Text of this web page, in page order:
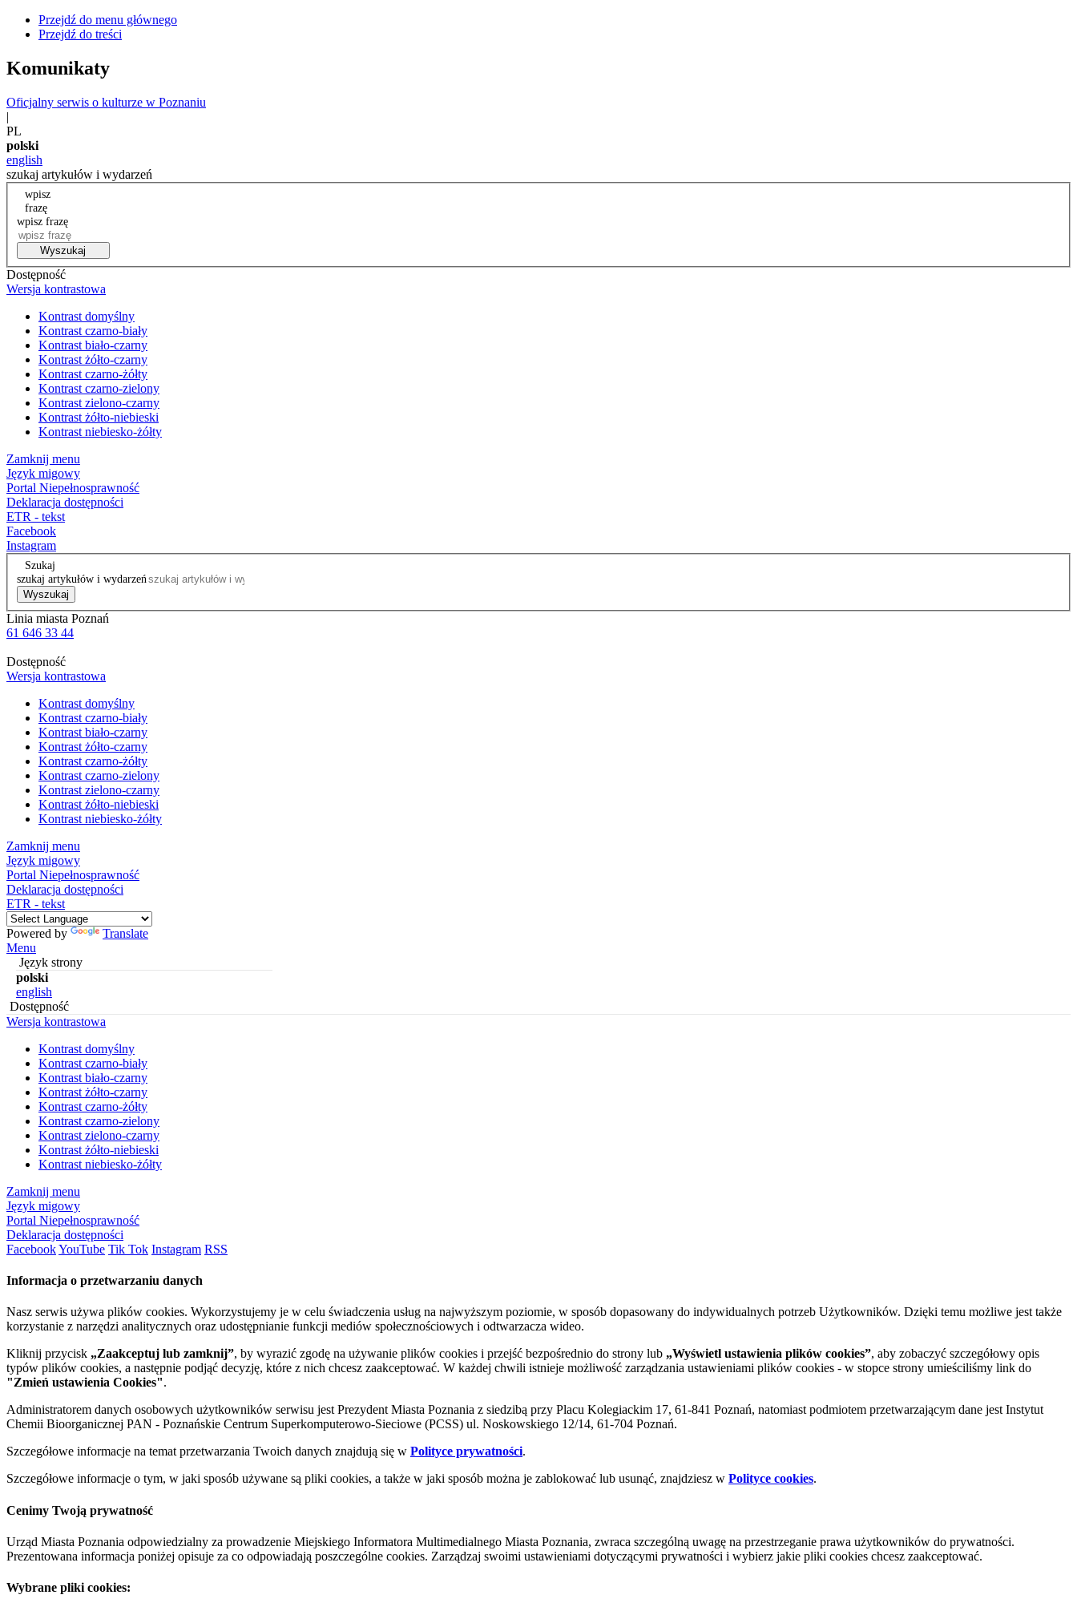
Przejdź do menu głównego
Przejdź do treści
Komunikaty
Oficjalny serwis o kulturze w Poznaniu
|
PL
polski
english
szukaj artykułów i wydarzeń
wpisz
frazę
wpisz frazę
Wyszukaj
Dostępność
Wersja kontrastowa
Kontrast domyślny
Kontrast czarno-biały
Kontrast biało-czarny
Kontrast żółto-czarny
Kontrast czarno-żółty
Kontrast czarno-zielony
Kontrast zielono-czarny
Kontrast żółto-niebieski
Kontrast niebiesko-żółty
Zamknij menu
Język migowy
Portal Niepełnosprawność
Deklaracja dostępności
ETR - tekst
Facebook
Instagram
Szukaj
szukaj artykułów i wydarzeń
Wyszukaj
Linia miasta Poznań
61 646 33 44
Dostępność
Wersja kontrastowa
Kontrast domyślny
Kontrast czarno-biały
Kontrast biało-czarny
Kontrast żółto-czarny
Kontrast czarno-żółty
Kontrast czarno-zielony
Kontrast zielono-czarny
Kontrast żółto-niebieski
Kontrast niebiesko-żółty
Zamknij menu
Język migowy
Portal Niepełnosprawność
Deklaracja dostępności
ETR - tekst
Powered by
Translate
Menu
Język strony
polski
english
Dostępność
Wersja kontrastowa
Kontrast domyślny
Kontrast czarno-biały
Kontrast biało-czarny
Kontrast żółto-czarny
Kontrast czarno-żółty
Kontrast czarno-zielony
Kontrast zielono-czarny
Kontrast żółto-niebieski
Kontrast niebiesko-żółty
Zamknij menu
Język migowy
Portal Niepełnosprawność
Deklaracja dostępności
FacebookYouTube Tik Tok Instagram RSS
Informacja o przetwarzaniu danych
Nasz serwis używa plików cookies. Wykorzystujemy je w celu świadczenia usług na najwyższym poziomie, w sposób dopasowany do indywidualnych potrzeb Użytkowników. Dzięki temu możliwe jest także
korzystanie z narzędzi analitycznych oraz udostępnianie funkcji mediów społecznościowych i odtwarzacza wideo.
Kliknij przycisk „Zaakceptuj lub zamknij”, by wyrazić zgodę na używanie plików cookies i przejść bezpośrednio do strony lub „Wyświetl ustawienia plików cookies”, aby zobaczyć szczegółowy opis
typów plików cookies, a następnie podjąć decyzję, które z nich chcesz zaakceptować. W każdej chwili istnieje możliwość zarządzania ustawieniami plików cookies - w stopce strony umieściliśmy link do
"Zmień ustawienia Cookies".
Administratorem danych osobowych użytkowników serwisu jest Prezydent Miasta Poznania z siedzibą przy Placu Kolegiackim 17, 61-841 Poznań, natomiast podmiotem przetwarzającym dane jest Instytut
Chemii Bioorganicznej PAN - Poznańskie Centrum Superkomputerowo-Sieciowe (PCSS) ul. Noskowskiego 12/14, 61-704 Poznań.
Szczegółowe informacje na temat przetwarzania Twoich danych znajdują się w Polityce prywatności.
Szczegółowe informacje o tym, w jaki sposób używane są pliki cookies, a także w jaki sposób można je zablokować lub usunąć, znajdziesz w Polityce cookies.
Cenimy Twoją prywatność
Urząd Miasta Poznania odpowiedzialny za prowadzenie Miejskiego Informatora Multimedialnego Miasta Poznania, zwraca szczególną uwagę na przestrzeganie prawa użytkowników do prywatności.
Prezentowana informacja poniżej opisuje za co odpowiadają poszczególne cookies. Zarządzaj swoimi ustawieniami dotyczącymi prywatności i wybierz jakie pliki cookies chcesz zaakceptować.
Wybrane pliki cookies: